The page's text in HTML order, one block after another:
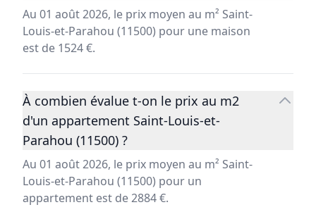
Au 01 août 2026, le prix moyen au m² Saint-
Louis-et-Parahou (11500) pour une maison
est de 1524 €.
À combien évalue t-on le prix au m2
d'un appartement Saint-Louis-et-
Parahou (11500) ?
Au 01 août 2026, le prix moyen au m² Saint-
Louis-et-Parahou (11500) pour un
appartement est de 2884 €.